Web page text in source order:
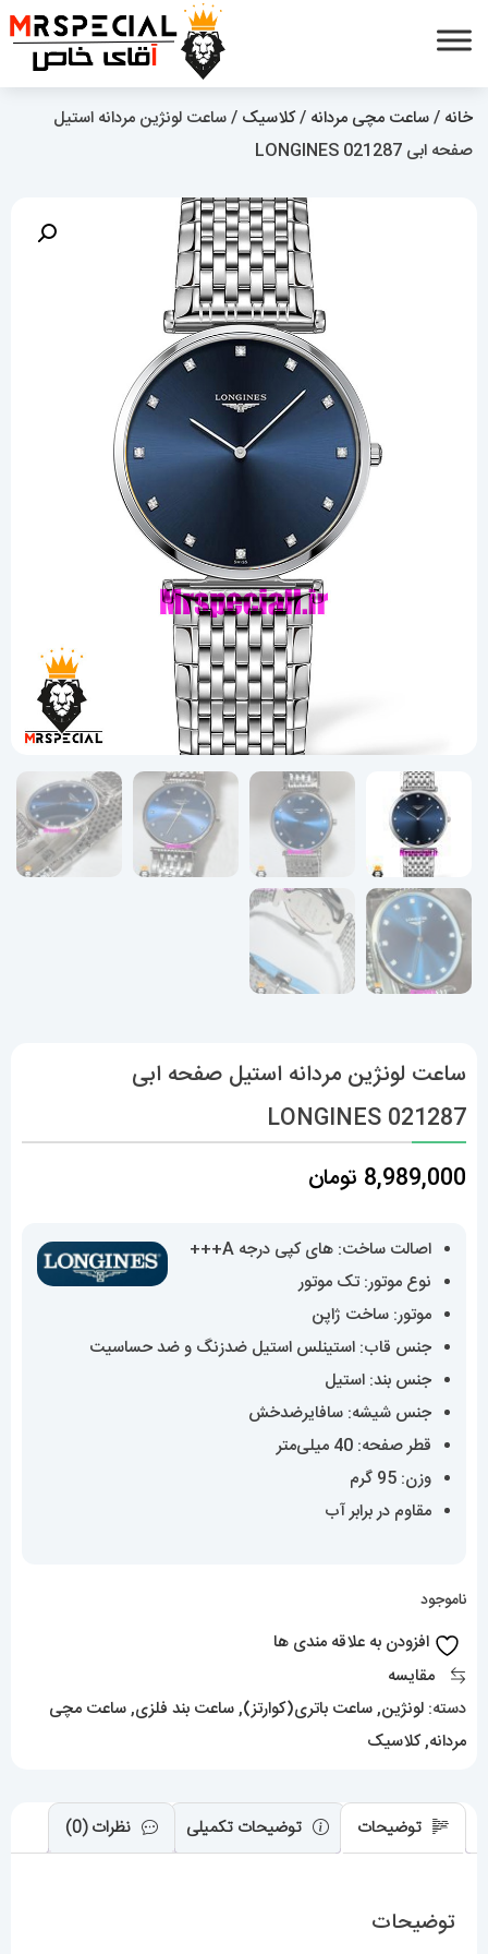
خانه /ساعت مچی مردانه /کلاسیک / ساعت لونژین مردانه استیل
صفحه ابی LONGINES 021287
ساعت لونژین مردانه استیل صفحه ابی
LONGINES 021287
8,989,000 تومان
اصالت ساخت: های کپی درجه A+++
نوع موتور: تک موتور
موتور: ساخت ژاپن
جنس قاب: استینلس استیل ضدزنگ و ضد حساسیت
جنس بند: استیل
جنس شیشه: سافایرضدخش
قطر صفحه: 40 میلی‌متر
وزن: 95 گرم
مقاوم در برابر آب
ناموجود
افزودن به علاقه مندی ها
مقایسه
دسته: لونژین,ساعت باتری(کوارتز),ساعت بند فلزی,ساعت مچی
مردانه,کلاسیک
توضیحات توضیحات تکمیلی نظرات (0)
توضیحات